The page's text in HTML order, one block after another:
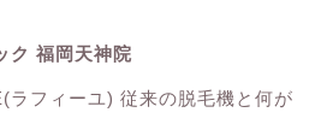
ク 福岡天神院
ラフィーユ) 従来の脱毛機と何が
サーマクール